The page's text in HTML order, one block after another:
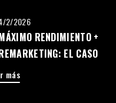
4/2/2026
MÁXIMO RENDIMIENTO +
REMARKETING: EL CASO
DENT
más